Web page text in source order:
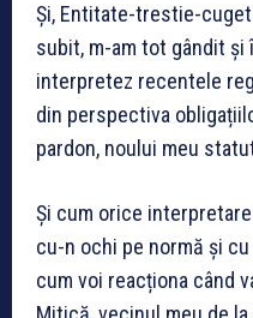
Și, Entitate-trestie-
subit, m-am tot gândit
interpretez recentele
din perspectiva
pardon, noului meu
Și cum orice
cu-n ochi pe normă și
cum voi reacționa când